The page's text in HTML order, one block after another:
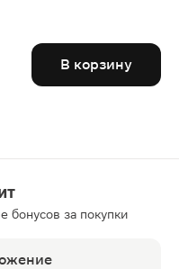
В корзину
бонусов за покупки